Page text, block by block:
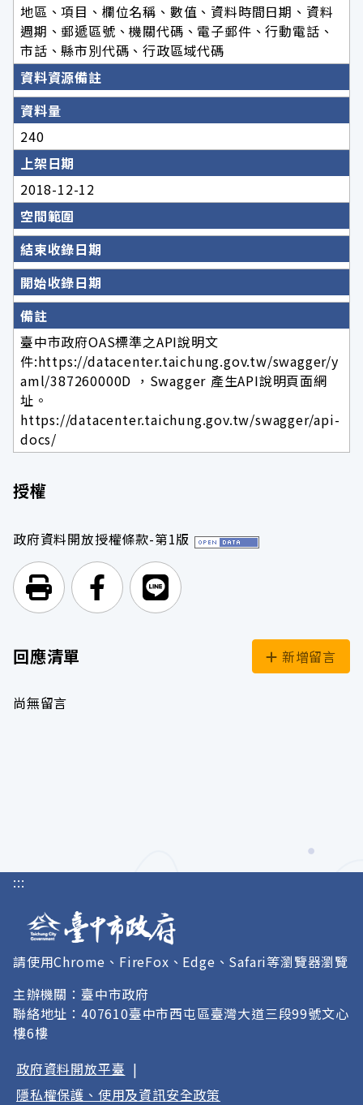
地區、項目、欄位名稱、數值、資料時間日期、資料
週期、郵遞區號、機關代碼、電子郵件、行動電話、
市話、縣市別代碼、行政區域代碼
資料資源備註
資料量
240
上架日期
2018-12-12
空間範圍
結束收錄日期
開始收錄日期
備註
臺中市政府OAS標準之API說明文
件:https://datacenter.taichung.gov.tw/swagger/y
aml/387260000D ，Swagger 產生API說明頁面網
址。
https://datacenter.taichung.gov.tw/swagger/api-
docs/
授權
政府資料開放授權條款-第1版
列印頁面前往Facebook
前往Line
回應清單 新增留言
尚無留言
:::
請使用Chrome、FireFox、Edge、Safari等瀏覽器瀏覽
主辦機關：臺中市政府
聯絡地址：407610臺中市西屯區臺灣大道三段99號文心
樓6樓
政府資料開放平臺 |
隱私權保護、使用及資訊安全政策